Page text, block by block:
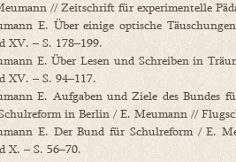
// Zeitschrift für experimentelle
E. Über einige optische
XV. – S. 178–199.
E. Über Lesen und Schreiben in
XV. – S. 94–117.
E. Aufgaben und Ziele des Bundes
in Berlin / E. Meumann //
E. Der Bund für Schulreform / E.
X. – S. 56–70.